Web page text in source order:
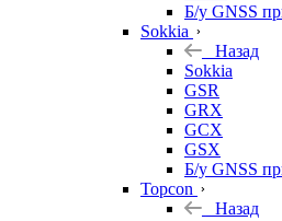
Б/у GNSS
Sokkia
Назад
Sokkia
GSR
GRX
GCX
GSX
Б/у GNSS
Topcon
Назад